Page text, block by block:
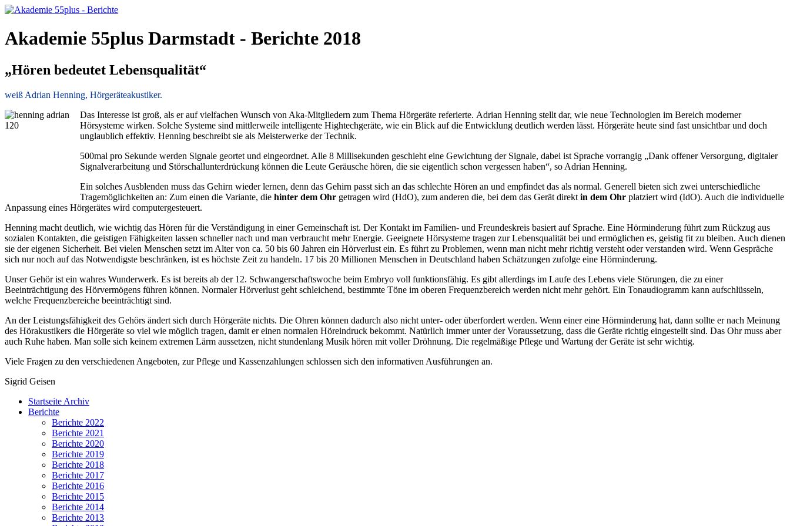
Akademie 55plus Darmstadt - Berichte 2018
„Hören bedeutet Lebensqualität“
weiß Adrian Henning, Hörgeräteakustiker.
Das Interesse ist groß, als er auf vielfachen Wunsch von Aka-Mitgliedern zum Thema Hörgeräte referierte. Adrian Henning stellt dar, wie neue Technologien im Bereich moderner
Hörsysteme wirken. Solche Systeme sind mittlerweile intelligente Hightechgeräte, wie ein Blick auf die Entwicklung deutlich werden lässt. Hörgeräte heute sind fast unsichtbar und doch
unglaublich effektiv. Henning beschreibt sie als Meisterwerke der Technik.
500mal pro Sekunde werden Signale geortet und eingeordnet. Alle 8 Millisekunden geschieht eine Gewichtung der Signale, dabei ist Sprache vorrangig „Dank offener Versorgung, digitaler
Signalverarbeitung und Störschallunterdrückung können die Leute Geräusche hören, die sie eigentlich schon vergessen haben“, so Adrian Henning.
Ein solches Ausblenden muss das Gehirn wieder lernen, denn das Gehirn passt sich an das schlechte Hören an und empfindet das als normal. Generell bieten sich zwei unterschiedliche
Tragemöglichkeiten an: Zum einen die Variante, die hinter dem Ohr getragen wird (HdO), zum anderen die, bei dem das Gerät direkt in dem Ohr platziert wird (IdO). Auch die individuelle
Anpassung eines Hörgerätes wird computergesteuert.
Henning macht deutlich, wie wichtig das Hören für die Verständigung in einer Gemeinschaft ist. Der Kontakt im Familien- und Freundeskreis basiert auf Sprache. Eine Hörminderung führt zum Rückzug aus
sozialen Kontakten, die geistigen Fähigkeiten lassen schneller nach und man verbraucht mehr Energie. Geeignete Hörsysteme tragen zur Lebensqualität bei und ermöglichen es, geistig fit zu bleiben. Auch dienen
sie der eigenen Sicherheit. Bei vielen Menschen setzt im Alter von ca. 50 bis 60 Jahren ein Hörverlust ein. Es führt zu Problemen, wenn man nicht mehr richtig versteht oder verstanden wird. Wenn Gespräche
sich nur noch auf das Notwendigste beschränken, ist es höchste Zeit zu handeln. 17 bis 20 Millionen Menschen in Deutschland haben Schätzungen zufolge eine Hörminderung.
Unser Gehör ist ein wahres Wunderwerk. Es ist bereits ab der 12. Schwangerschaftswoche beim Embryo voll funktionsfähig. Es gibt allerdings im Laufe des Lebens viele Störungen, die zu einer
Beeinträchtigung des Hörvermögens führen können. Normaler Hörverlust geht schleichend, bestimmte Töne im oberen Frequenzbereich werden nicht mehr gehört. Ein Tonaudiogramm kann aufschlüsseln,
welche Frequenzbereiche beeinträchtigt sind.
An der Leistungsfähigkeit des Gehörs ändert sich durch Hörgeräte nichts. Die Ohren können dadurch also nicht unter- oder überfordert werden. Wenn einer eine Hörminderung hat, dann sollte er nach Meinung
des Hörakustikers die Hörgeräte so viel wie möglich tragen, damit er einen normalen Höreindruck bekommt. Natürlich immer unter der Voraussetzung, dass die Geräte richtig eingestellt sind. Das Ohr muss aber
auch Ruhe haben. Man solle sich keinem extremen Lärm aussetzen, nicht stundenlang Musik hören mit voller Dröhnung. Die regelmäßige Pflege und Wartung der Geräte ist sehr wichtig.
Viele Fragen zu den verschiedenen Angeboten, zur Pflege und Kassenzahlungen schlossen sich den informativen Ausführungen an.
Sigrid Geisen
Startseite Archiv
Berichte
Berichte 2022
Berichte 2021
Berichte 2020
Berichte 2019
Berichte 2018
Berichte 2017
Berichte 2016
Berichte 2015
Berichte 2014
Berichte 2013